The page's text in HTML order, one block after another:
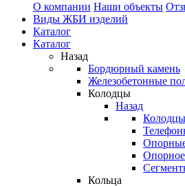
О компании Наши объекты
Виды ЖБИ изделий
Каталог
Каталог
Назад
Бордюрный камень
Железобетонные
Колодцы
Назад
Кольца